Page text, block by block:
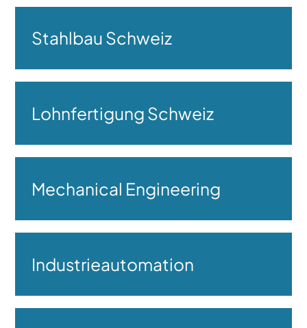
Stahlbau Schweiz
Lohnfertigung Schweiz
Mechanical Engineering
Industrieautomation